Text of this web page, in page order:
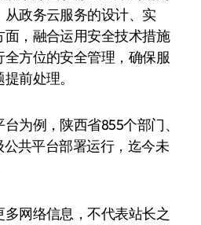
政务云服务的设计、实
，融合运用安全技术措施
方位的安全管理，确保服
前处理。
为例，陕西省855个部门、
公共平台部署运行，迄今未
网络信息，不代表站长之